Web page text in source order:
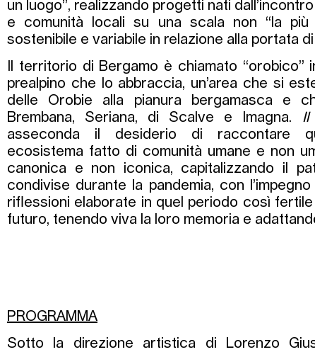
un luogo”, realizzando progetti nati
e comunità locali su una scala non “la più
sostenibile e variabile in relazione alla portata
Il territorio di Bergamo è chiamato “orobico”
prealpino che lo abbraccia, un’area che si
delle Orobie alla pianura bergamasca e
Brembana, Seriana, di Scalve e Imagna.
Il
asseconda il desiderio di raccontare
ecosistema fatto di comunità umane e non
canonica e non iconica, capitalizzando il
condivise durante la pandemia, con
riflessioni elaborate in quel periodo così fertile
futuro, tenendo viva la loro memoria e
PROGRAMMA
Sotto la direzione artistica di Lorenzo